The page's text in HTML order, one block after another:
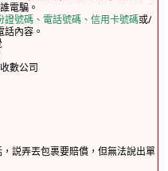
電騙。
證號碼、電話號碼、信用卡號碼或/
內容。
數公司
説弄丟包裹要賠償，但無法說出單